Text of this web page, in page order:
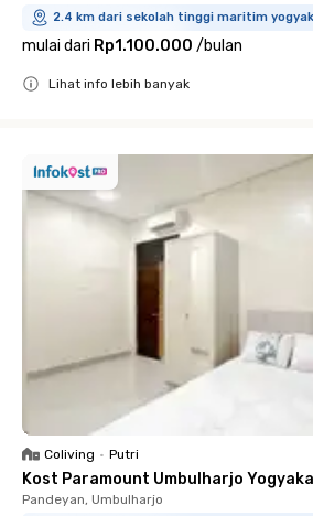
2.4 km dari sekolah tinggi maritim
mulai dari Rp1.100.000 /bulan
Lihat info lebih banyak
Coliving • Putri
Kost Paramount Umbulharjo
Pandeyan, Umbulharjo